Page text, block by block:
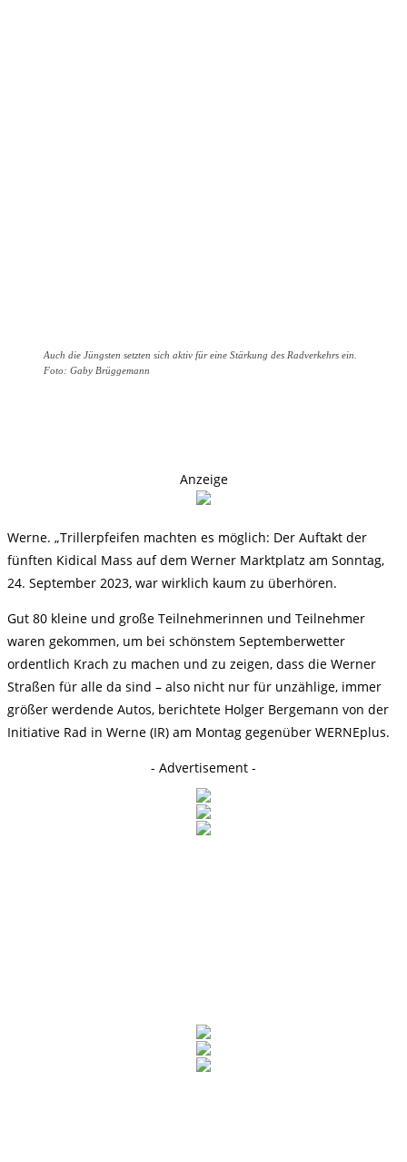
Auch die Jüngsten setzten sich aktiv für eine Stärkung des Radverkehrs ein.
Foto: Gaby Brüggemann
Anzeige
Werne. „Trillerpfeifen machten es möglich: Der Auftakt der
fünften Kidical Mass auf dem Werner Marktplatz am Sonntag,
24. September 2023, war wirklich kaum zu überhören.
Gut 80 kleine und große Teilnehmerinnen und Teilnehmer
waren gekommen, um bei schönstem Septemberwetter
ordentlich Krach zu machen und zu zeigen, dass die Werner
Straßen für alle da sind – also nicht nur für unzählige, immer
größer werdende Autos, berichtete Holger Bergemann von der
Initiative Rad in Werne (IR) am Montag gegenüber WERNEplus.
- Advertisement -